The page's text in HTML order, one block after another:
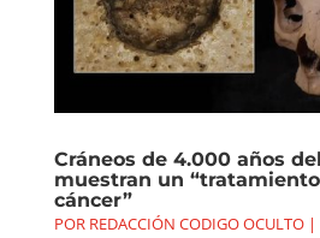
Cráneos de 4.000 años
muestran un
cáncer”
POR REDACCIÓN CODIGO OCULTO|